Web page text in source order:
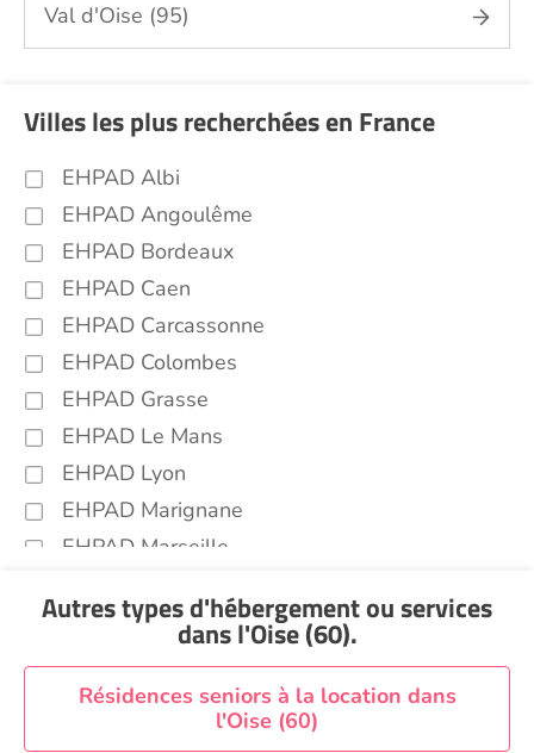
Val d'Oise (95)
Villes les plus recherchées en France
EHPAD Albi
EHPAD Angoulême
EHPAD Bordeaux
EHPAD Caen
EHPAD Carcassonne
EHPAD Colombes
EHPAD Grasse
EHPAD Le Mans
EHPAD Lyon
EHPAD Marignane
EHPAD Marseille
EHPAD Nantes
EHPAD Paris
Autres types d'hébergement ou services
dans l'Oise (60).
Résidences seniors à la location dans
l'Oise (60)